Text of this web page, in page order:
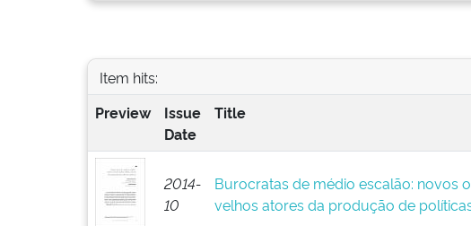
Item hits:
Preview
Issue
Date
Title
2014-
10
Burocratas de médio escalão: novos
velhos atores da produção de